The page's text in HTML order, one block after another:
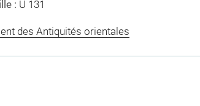
: U 131
des Antiquités orientales